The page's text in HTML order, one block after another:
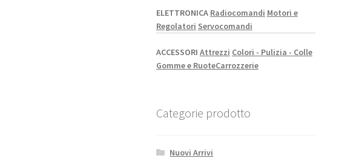
ELETTRONICA Radiocomandi Motori e
Regolatori Servocomandi
ACCESSORI Attrezzi Colori - Pulizia - Colle
Gomme e RuoteCarrozzerie
Categorie prodotto
Nuovi Arrivi